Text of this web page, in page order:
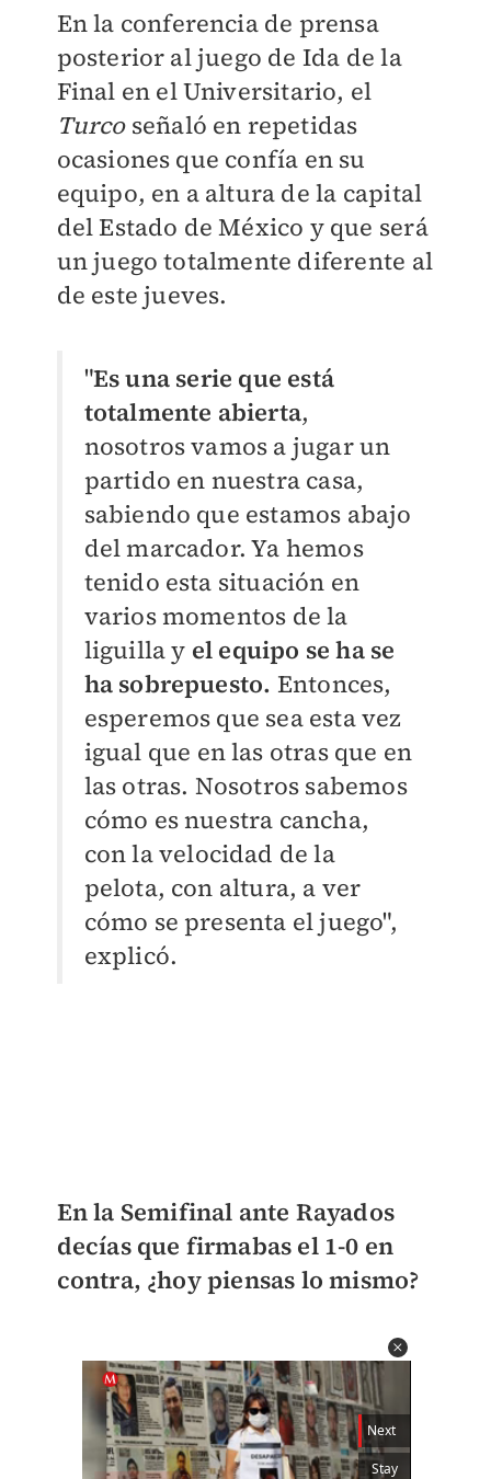
En la conferencia de prensa
posterior al juego de Ida de la
Final en el Universitario, el
Turcoseñaló en repetidas
ocasiones que confía en su
equipo, en a altura de la capital
del Estado de México y que será
un juego totalmente diferente al
de este jueves.
"Es una serie que está
totalmente abierta,
nosotros vamos a jugar un
partido en nuestra casa,
sabiendo que estamos abajo
del marcador. Ya hemos
tenido esta situación en
varios momentos de la
liguilla y el equipo se ha se
ha sobrepuesto. Entonces,
esperemos que sea esta vez
igual que en las otras que en
las otras. Nosotros sabemos
cómo es nuestra cancha,
con la velocidad de la
pelota, con altura, a ver
cómo se presenta el juego",
explicó.
En la Semifinal ante Rayados
decías que firmabas el 1-0 en
contra, ¿hoy piensas lo mismo?